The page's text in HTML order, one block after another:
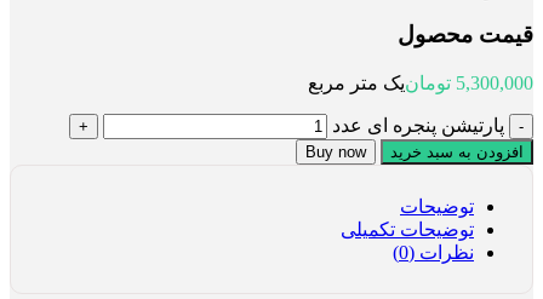
قیمت محصول
5,300,000 تومانیک متر مربع
پارتیشن پنجره ای عدد
افزودن به سبد خرید Buy now
توضیحات
توضیحات تکمیلی
نظرات (0)